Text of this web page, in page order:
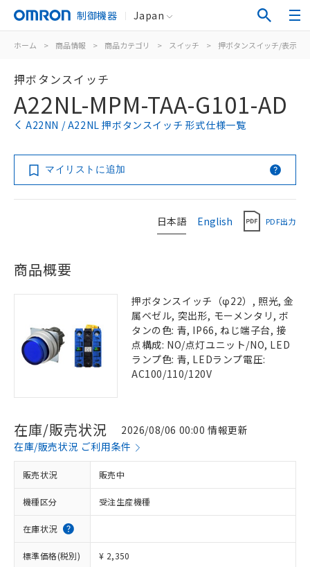
制御機器 Japan
ホーム > 商品情報 > 商品カテゴリ > スイッチ > 押ボタンスイッチ/表示灯
押ボタンスイッチ
A22NL-MPM-TAA-G101-AD
A22NN / A22NL 押ボタンスイッチ 形式仕様一覧
マイリストに追加
日本語 English PDF出力
商品概要
押ボタンスイッチ（φ22）, 照光, 金
属ベゼル, 突出形, モーメンタリ, ボ
タンの色: 青, IP66, ねじ端子台, 接
点構成: NO/点灯ユニット/NO, LED
ランプ色: 青, LEDランプ電圧:
AC100/110/120V
在庫/販売状況
2026/08/06 00:00 情報更新
在庫/販売状況 ご利用条件
販売状況 販売中
機種区分 受注生産機種
在庫状況
標準価格(税別) ¥ 2,350